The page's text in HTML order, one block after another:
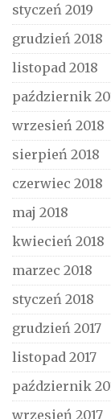
styczeń 2019
grudzień 2018
listopad 2018
październik
wrzesień 2018
sierpień 2018
czerwiec 2018
maj 2018
kwiecień 2018
marzec 2018
styczeń 2018
grudzień 2017
listopad 2017
październik
wrzesień 2017